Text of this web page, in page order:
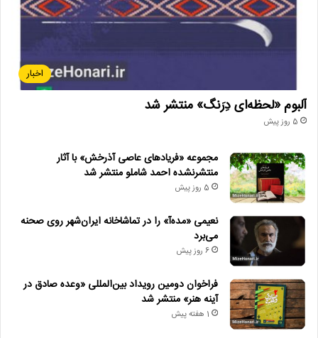
اخبار
آلبوم «لحظه‌ای دِرَنگ» منتشر شد
5 روز پیش
مجموعه «فریادهای عاصی آذرخش» با آثار
منتشرنشده احمد شاملو منتشر شد
5 روز پیش
نعیمی «مده‌آ» را در تماشاخانه ایران‌شهر روی صحنه
می‌برد
6 روز پیش
فراخوان دومین رویداد بین‌المللی «وعده صادق در
آینه هنر» منتشر شد
1 هفته پیش